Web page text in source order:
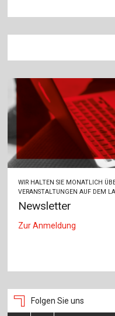
WIR HALTEN SIE MONATLICH
VERANSTALTUNGEN AUF DEM
Newsletter
Zur Anmeldung
Folgen Sie uns